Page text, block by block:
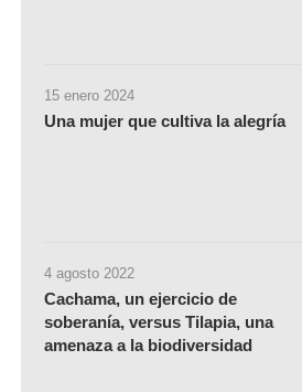
15 enero 2024
Una mujer que cultiva la alegría
4 agosto 2022
Cachama, un ejercicio de
soberanía, versus Tilapia, una
amenaza a la biodiversidad